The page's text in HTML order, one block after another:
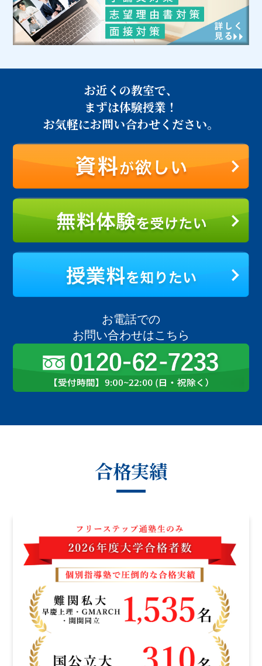
お近くの教室で、
まずは体験授業！
お気軽にお問い合わせください。
お電話での
お問い合わせはこちら
合格実績